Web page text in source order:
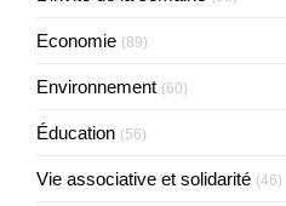
Economie (89)
Environnement (60)
Éducation (56)
Vie associative et solidarité (46)